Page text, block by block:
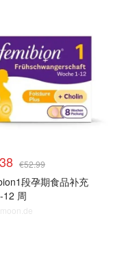
€52.99
段孕期食品补充
12 周